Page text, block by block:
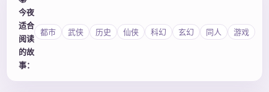
今夜
适合
阅读
的故
事：
都市 武侠 历史 仙侠 科幻 玄幻 同人 游戏